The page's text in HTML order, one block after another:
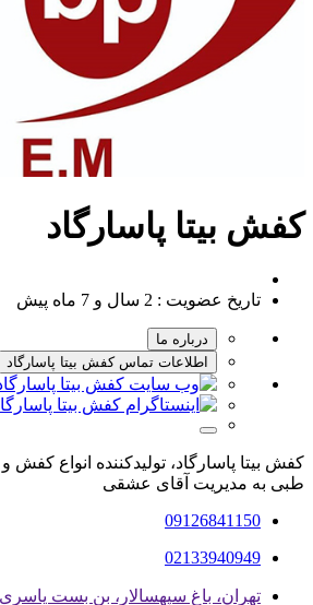
کفش بیتا پاسارگاد
تاریخ عضویت : 2 سال و 7 ماه پیش
درباره ما
اطلاعات تماس کفش بیتا پاسارگاد
کفش بیتا پاسارگاد، تولیدکننده انواع
طبی به مدیریت آقای عشقی
09126841150
02133940949